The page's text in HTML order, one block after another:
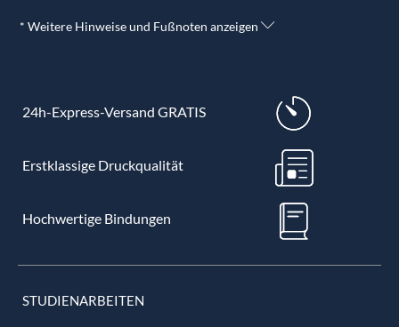
* Weitere Hinweise und Fußnoten anzeigen
24h-Express-Versand GRATIS
Erstklassige Druckqualität
Hochwertige Bindungen
STUDIENARBEITEN